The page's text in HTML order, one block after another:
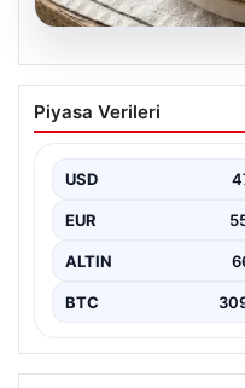
07.08.2026
Klasik lezzete fit
yağsız anne
{"title": "Klasik Lezzete
Piyasa Verileri
USD
EUR
ALTIN
BTC